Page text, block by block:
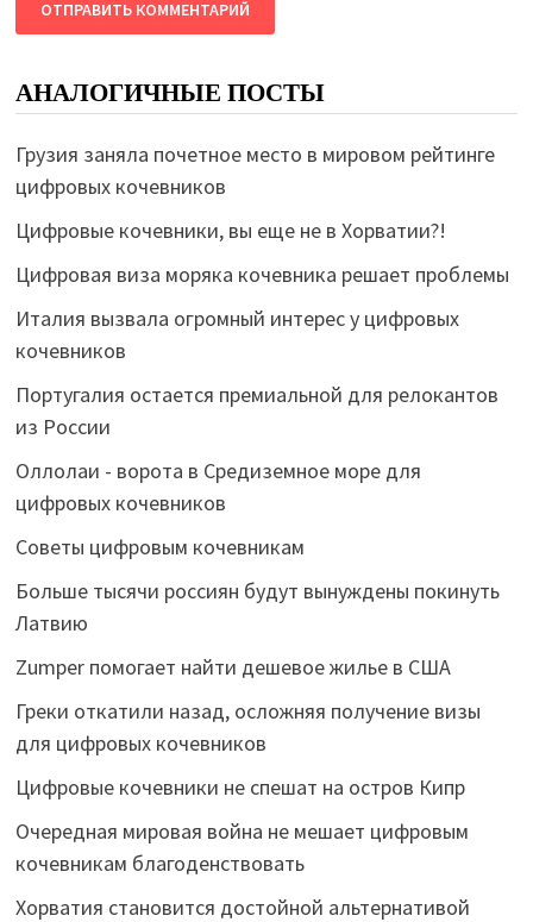
АНАЛОГИЧНЫЕ ПОСТЫ
Грузия заняла почетное место в мировом рейтинге
цифровых кочевников
Цифровые кочевники, вы еще не в Хорватии?!
Цифровая виза моряка кочевника решает проблемы
Италия вызвала огромный интерес у цифровых
кочевников
Португалия остается премиальной для релокантов
из России
Оллолаи - ворота в Средиземное море для
цифровых кочевников
Советы цифровым кочевникам
Больше тысячи россиян будут вынуждены покинуть
Латвию
Zumper помогает найти дешевое жилье в США
Греки откатили назад, осложняя получение визы
для цифровых кочевников
Цифровые кочевники не спешат на остров Кипр
Очередная мировая война не мешает цифровым
кочевникам благоденствовать
Хорватия становится достойной альтернативой